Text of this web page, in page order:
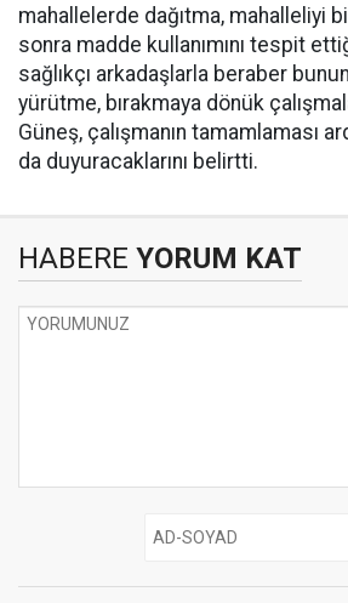
mahallelerde dağıtma, mahalleliyi
sonra madde kullanımını tespit
sağlıkçı arkadaşlarla beraber
yürütme, bırakmaya dönük
Güneş, çalışmanın tamamlaması
da duyuracaklarını belirtti.
HABERE YORUM KAT